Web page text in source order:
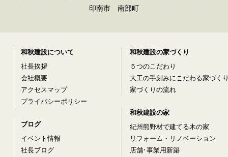
印南市 南部町
和秋建設について
社長挨拶
会社概要
アクセスマップ
プライバシーポリシー
ブログ
イベント情報
社長ブログ
和秋建設の家づくり
５つのこだわり
大工の手刻みにこだわる家づく
家づくりの流れ
和秋建設の家
紀州熊野材で建てる木の家
リフォーム・リノベーション
店舗･事業用新築